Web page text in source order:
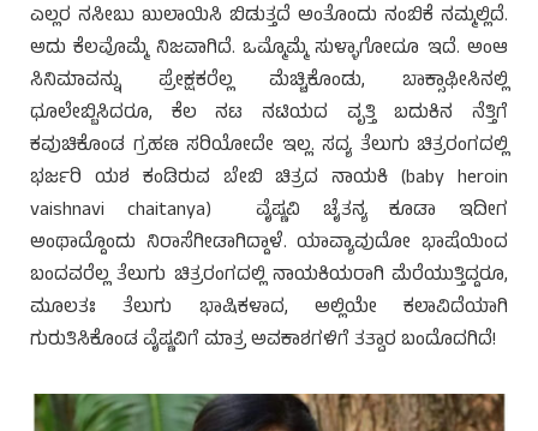
ಎಲ್ಲರ ನಸೀಬು ಖುಲಾಯಿಸಿ ಬಿಡುತ್ತದೆ ಅಂತೊಂದು ನಂಬಿಕೆ ನಮ್ಮಲ್ಲಿದೆ.
ಅದು ಕೆಲವೊಮ್ಮೆ ನಿಜವಾಗಿದೆ. ಒಮ್ಮೊಮ್ಮೆ ಸುಳ್ಳಾಗೋದೂ ಇದೆ. ಅಂಆ
ಸಿನಿಮಾವನ್ನು ಪ್ರೇಕ್ಷಕರೆಲ್ಲ ಮೆಚ್ಚಿಕೊಂಡು, ಬಾಕ್ಸಾಫೀಸಿನಲ್ಲಿ
ಧೂಲೇಬ್ಬಿಸಿದರೂ, ಕೆಲ ನಟ ನಟಿಯದ ವೃತ್ತಿ ಬದುಕಿನ ನೆತ್ತಿಗೆ
ಕವುಚಿಕೊಂಡ ಗ್ರಹಣ ಸರಿಯೋದೇ ಇಲ್ಲ. ಸದ್ಯ ತೆಲುಗು ಚಿತ್ರರಂಗದಲ್ಲಿ
ಭರ್ಜರಿ ಯಶ ಕಂಡಿರುವ ಬೇಬಿ ಚಿತ್ರದ ನಾಯಕಿ (baby heroin
vaishnavi chaitanya) ವೈಷ್ಣವಿ ಚೈತನ್ಯ ಕೂಡಾ ಇದೀಗ
ಅಂಥಾದ್ದೊಂದು ನಿರಾಸೆಗೀಡಾಗಿದ್ದಾಳೆ. ಯಾವ್ಯಾವುದೋ ಭಾಷೆಯಿಂದ
ಬಂದವರೆಲ್ಲ ತೆಲುಗು ಚಿತ್ರರಂಗದಲ್ಲಿ ನಾಯಕಿಯರಾಗಿ ಮೆರೆಯುತ್ತಿದ್ದರೂ,
ಮೂಲತಃ ತೆಲುಗು ಭಾಷಿಕಳಾದ, ಅಲ್ಲಿಯೇ ಕಲಾವಿದೆಯಾಗಿ
ಗುರುತಿಸಿಕೊಂಡ ವೈಷ್ಣವಿಗೆ ಮಾತ್ರ ಅವಕಾಶಗಳಿಗೆ ತತ್ವಾರ ಬಂದೊದಗಿದೆ!